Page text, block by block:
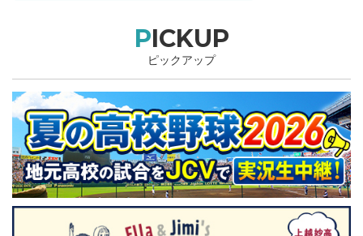
PICKUP
ピックアップ